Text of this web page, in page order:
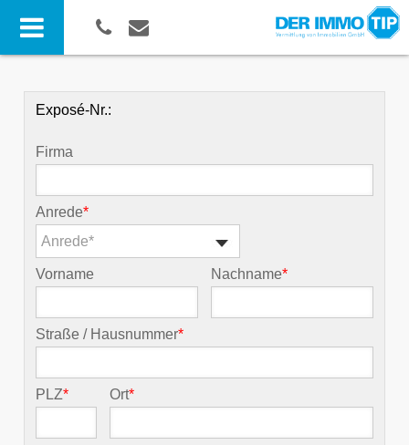
Exposé-Nr.:
Firma
Anrede*
Anrede*
Vorname Nachname*
Straße / Hausnummer*
PLZ* Ort*